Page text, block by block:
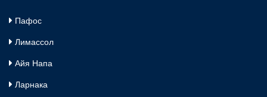
Пафос
Лимассол
Айя Напа
Ларнака